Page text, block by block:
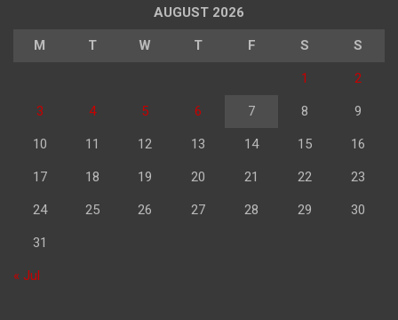
AUGUST 2026
M T W T F S S
1 2
3 4 5 6 7 8 9
10 11 12 13 14 15 16
17 18 19 20 21 22 23
24 25 26 27 28 29 30
31
« Jul